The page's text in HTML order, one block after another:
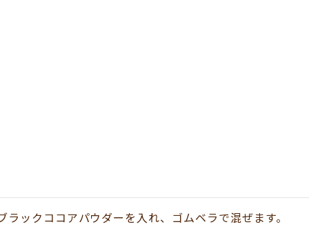
ラックココアパウダーを入れ、ゴムベラで混ぜます。